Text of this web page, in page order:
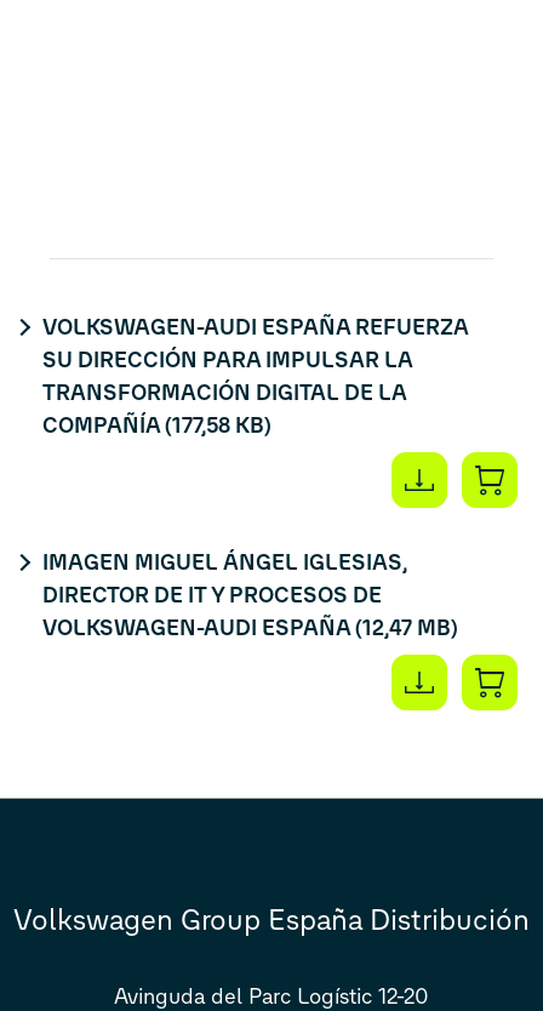
VOLKSWAGEN-AUDI ESPAÑA REFUERZA
SU DIRECCIÓN PARA IMPULSAR LA
TRANSFORMACIÓN DIGITAL DE LA
COMPAÑÍA(177,58 KB)
IMAGEN MIGUEL ÁNGEL IGLESIAS,
DIRECTOR DE IT Y PROCESOS DE
VOLKSWAGEN-AUDI ESPAÑA(12,47 MB)
Volkswagen Group España Distribución
Avinguda del Parc Logístic 12-20